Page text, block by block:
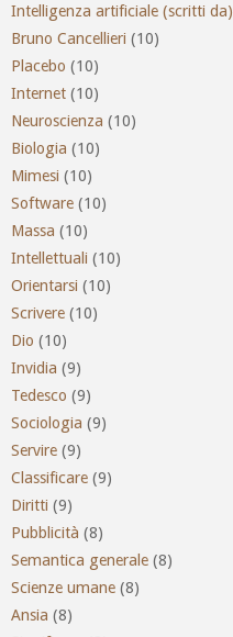
Intelligenza artificiale (scritti da)
Bruno Cancellieri (10)
Placebo (10)
Internet (10)
Neuroscienza (10)
Biologia (10)
Mimesi (10)
Software (10)
Massa (10)
Intellettuali (10)
Orientarsi (10)
Scrivere (10)
Dio (10)
Invidia (9)
Tedesco (9)
Sociologia (9)
Servire (9)
Classificare (9)
Diritti (9)
Pubblicità (8)
Semantica generale (8)
Scienze umane (8)
Ansia (8)